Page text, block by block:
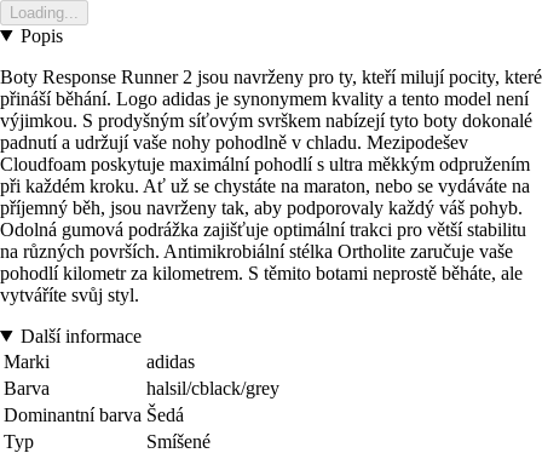
Loading...
Popis
Boty Response Runner 2 jsou navrženy pro ty, kteří milují pocity, které
přináší běhání. Logo adidas je synonymem kvality a tento model není
výjimkou. S prodyšným síťovým svrškem nabízejí tyto boty dokonalé
padnutí a udržují vaše nohy pohodlně v chladu. Mezipodešev
Cloudfoam poskytuje maximální pohodlí s ultra měkkým odpružením
při každém kroku. Ať už se chystáte na maraton, nebo se vydáváte na
příjemný běh, jsou navrženy tak, aby podporovaly každý váš pohyb.
Odolná gumová podrážka zajišťuje optimální trakci pro větší stabilitu
na různých površích. Antimikrobiální stélka Ortholite zaručuje vaše
pohodlí kilometr za kilometrem. S těmito botami neprostě běháte, ale
vytváříte svůj styl.
Další informace
Marki
adidas
Barva
halsil/cblack/grey
Dominantní barva Šedá
Typ
Smíšené